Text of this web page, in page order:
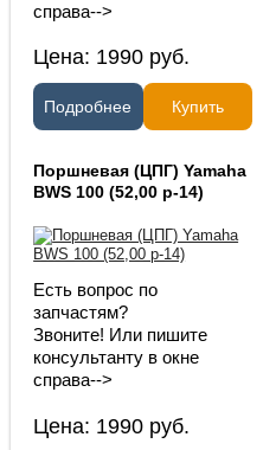
справа-->
Цена: 1990 руб.
Подробнее Купить
Поршневая (ЦПГ) Yamaha
BWS 100 (52,00 p-14)
Есть вопрос по
запчастям?
Звоните! Или пишите
консультанту в окне
справа-->
Цена: 1990 руб.